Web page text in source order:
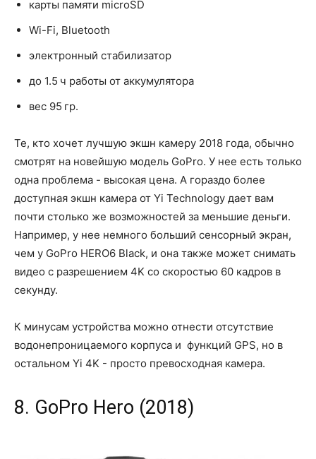
карты памяти microSD
Wi-Fi, Bluetooth
электронный стабилизатор
до 1.5 ч работы от аккумулятора
вес 95 гр.
Те, кто хочет лучшую экшн камеру 2018 года, обычно
смотрят на новейшую модель GoPro. У нее есть только
одна проблема - высокая цена. А гораздо более
доступная экшн камера от Yi Technology дает вам
почти столько же возможностей за меньшие деньги.
Например, у нее немного больший сенсорный экран,
чем у GoPro HERO6 Black, и она также может снимать
видео с разрешением 4K со скоростью 60 кадров в
секунду.
К минусам устройства можно отнести отсутствие
водонепроницаемого корпуса и функций GPS, но в
остальном Yi 4K - просто превосходная камера.
8. GoPro Hero (2018)